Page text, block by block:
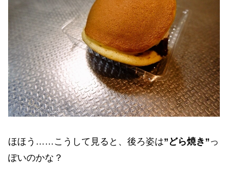
ほほう……こうして見ると、後ろ姿は”どら焼き”っ
ぽいのかな？